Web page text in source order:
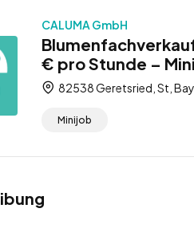
CALUMA GmbH
€ pro Stunde –
82538 Geretsried, St,
Minijob